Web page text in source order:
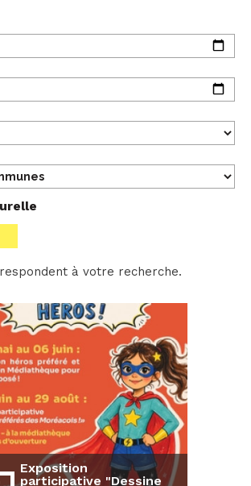
à votre recherche.
Exposition
participative "Dessine